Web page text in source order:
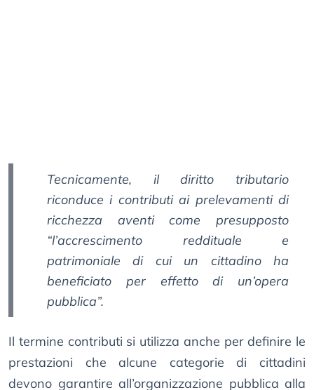
Tecnicamente, il diritto tributario
riconduce i contributi ai prelevamenti di
ricchezza aventi come presupposto
“l’accrescimento reddituale e
patrimoniale di cui un cittadino ha
beneficiato per effetto di un’opera
pubblica”.
Il termine contributi si utilizza anche per definire le
prestazioni che alcune categorie di cittadini
devono garantire all’organizzazione pubblica alla